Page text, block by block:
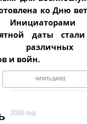
ко Дню
Инициаторами
даты
различных
и войн.
ЧИТАТЬ ДАЛЕЕ
2026 год